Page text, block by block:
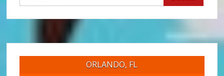
ORLANDO, FL